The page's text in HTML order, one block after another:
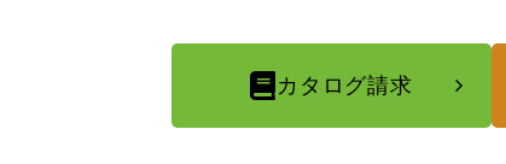
カタログ請求